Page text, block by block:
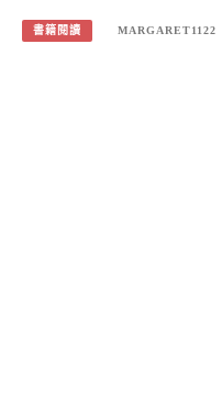
書籍閱讀 MARGARET1122